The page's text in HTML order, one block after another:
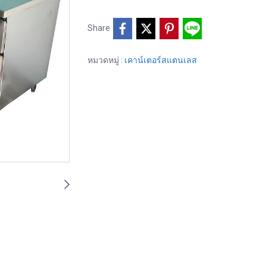
Share
หมวดหมู่ : เคาน์เตอร์สแตนเลส